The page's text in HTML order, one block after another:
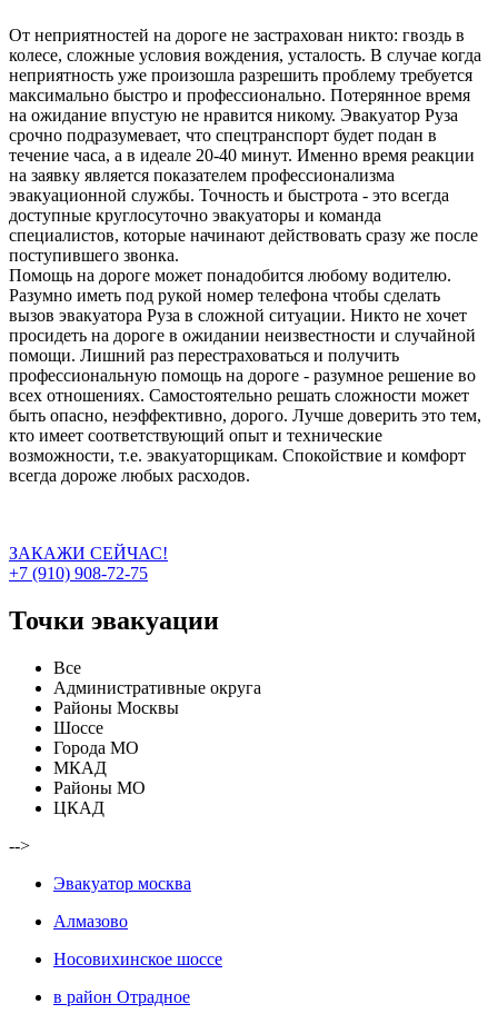
От неприятностей на дороге не застрахован никто: гвоздь в
колесе, сложные условия вождения, усталость. В случае когда
неприятность уже произошла разрешить проблему требуется
максимально быстро и профессионально. Потерянное время
на ожидание впустую не нравится никому. Эвакуатор Руза
срочно подразумевает, что спецтранспорт будет подан в
течение часа, а в идеале 20-40 минут. Именно время реакции
на заявку является показателем профессионализма
эвакуационной службы. Точность и быстрота - это всегда
доступные круглосуточно эвакуаторы и команда
специалистов, которые начинают действовать сразу же после
поступившего звонка.
Помощь на дороге может понадобится любому водителю.
Разумно иметь под рукой номер телефона чтобы сделать
вызов эвакуатора Руза в сложной ситуации. Никто не хочет
просидеть на дороге в ожидании неизвестности и случайной
помощи. Лишний раз перестраховаться и получить
профессиональную помощь на дороге - разумное решение во
всех отношениях. Самостоятельно решать сложности может
быть опасно, неэффективно, дорого. Лучше доверить это тем,
кто имеет соответствующий опыт и технические
возможности, т.е. эвакуаторщикам. Спокойствие и комфорт
всегда дороже любых расходов.
ЗАКАЖИ СЕЙЧАС!
+7 (910) 908-72-75
Точки эвакуации
Все
Административные округа
Районы Москвы
Шоссе
Города МО
МКАД
Районы МО
ЦКАД
-->
Эвакуатор москва
Алмазово
Носовихинское шоссе
в район Отрадное